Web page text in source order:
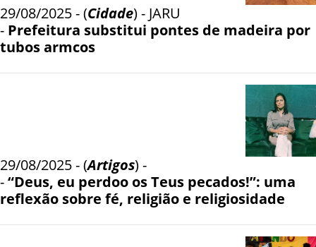
29/08/2025 - (Cidade) - JARU
- Prefeitura substitui pontes de madeira por
tubos armcos
29/08/2025 - (Artigos) -
-“Deus, eu perdoo os Teus pecados!”: uma
reflexão sobre fé, religião e religiosidade